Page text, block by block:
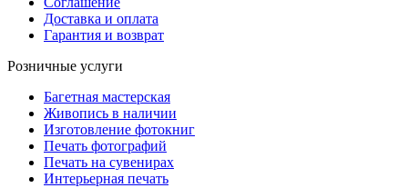
Доставка и оплата
Гарантия и возврат
Розничные услуги
Багетная мастерская
Живопись в наличии
Изготовление фотокниг
Печать фотографий
Печать на сувенирах
Интерьерная печать